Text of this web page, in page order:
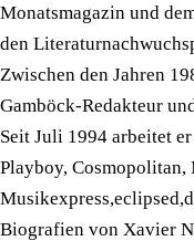
Monatsmagazin und
den
Zwischen den Jahren
Gamböck-Redakteur
Seit Juli 1994 arbeitet
Playboy, Cosmopolitan,
Biografien von Xavier